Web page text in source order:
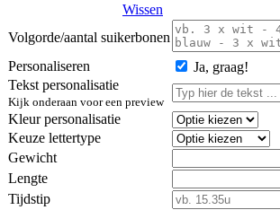
Wissen
Volgorde/aantal suikerbonen
Personaliseren
Ja, graag!
Tekst personalisatie
Kijk onderaan voor een preview
Kleur personalisatie
Keuze lettertype
Gewicht
Lengte
Tijdstip